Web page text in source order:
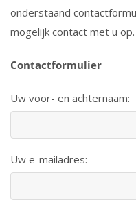
onderstaand
mogelijk contact met u op.
Contactformulier
Uw voor- en achternaam:
Uw e-mailadres: